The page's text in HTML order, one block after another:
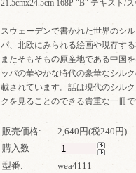
21.5cmx24.5cm 168P "B" テキスト/
スウェーデンで書かれた世界のシ
パ、北欧にみられる絵画や現存す
またそもそもの原産地である中国
ッパの華やかな時代の豪華なシル
載されています。話は現代のシル
クを見ることのできる貴重な一冊で
販売価格:
2,640円(税240円)
購入数
型番:
wea4111